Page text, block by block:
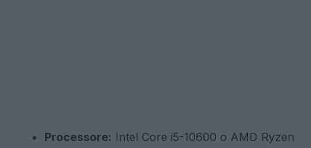
Processore: Intel Core i5-10600 o AMD Ryzen